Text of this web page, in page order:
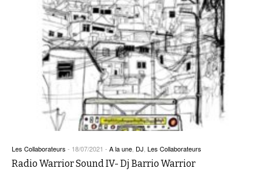
Les Collaborateurs - 18/07/2021 - A la une DJ Les Collaborateurs
Radio Warrior Sound IV- Dj Barrio Warrior